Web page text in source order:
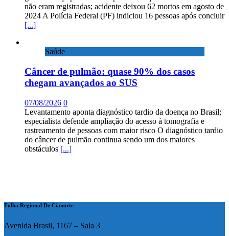
não eram registradas; acidente deixou 62 mortos em agosto de
2024 A Polícia Federal (PF) indiciou 16 pessoas após concluir
[...]
Saúde
Câncer de pulmão: quase 90% dos casos
chegam avançados ao SUS
07/08/2026 0
Levantamento aponta diagnóstico tardio da doença no Brasil;
especialista defende ampliação do acesso à tomografia e
rastreamento de pessoas com maior risco O diagnóstico tardio
do câncer de pulmão continua sendo um dos maiores
obstáculos [...]
Folha Regional De Cianorte
Avenida Brasil, 1167 – Sala 3